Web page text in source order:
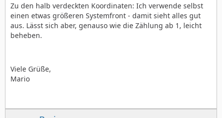
Zu den halb verdeckten Koordinaten: Ich verwende selbst
einen etwas größeren Systemfront - damit sieht alles gut
aus. Lässt sich aber, genauso wie die Zählung ab 1, leicht
beheben.
Viele Grüße,
Mario